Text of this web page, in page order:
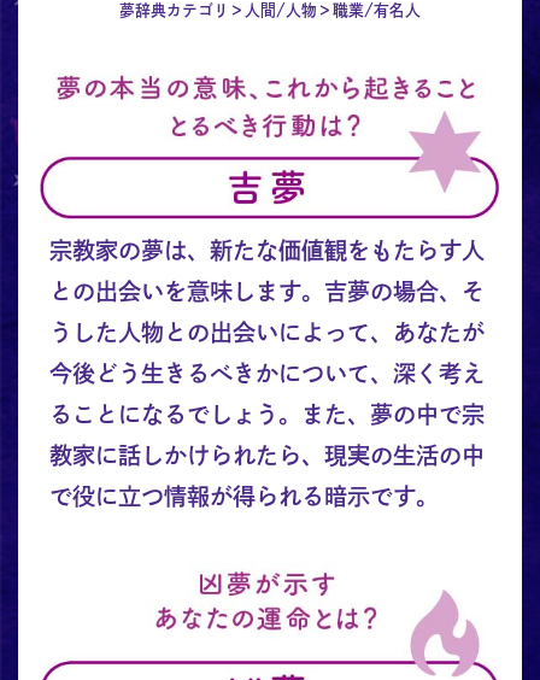
夢辞典カテゴリ 人間/人物 職業/有名人
宗教家の夢は、新たな価値観をもたらす人
との出会いを意味します。吉夢の場合、そ
うした人物との出会いによって、あなたが
今後どう生きるべきかについて、深く考え
ることになるでしょう。また、夢の中で宗
教家に話しかけられたら、現実の生活の中
で役に立つ情報が得られる暗示です。